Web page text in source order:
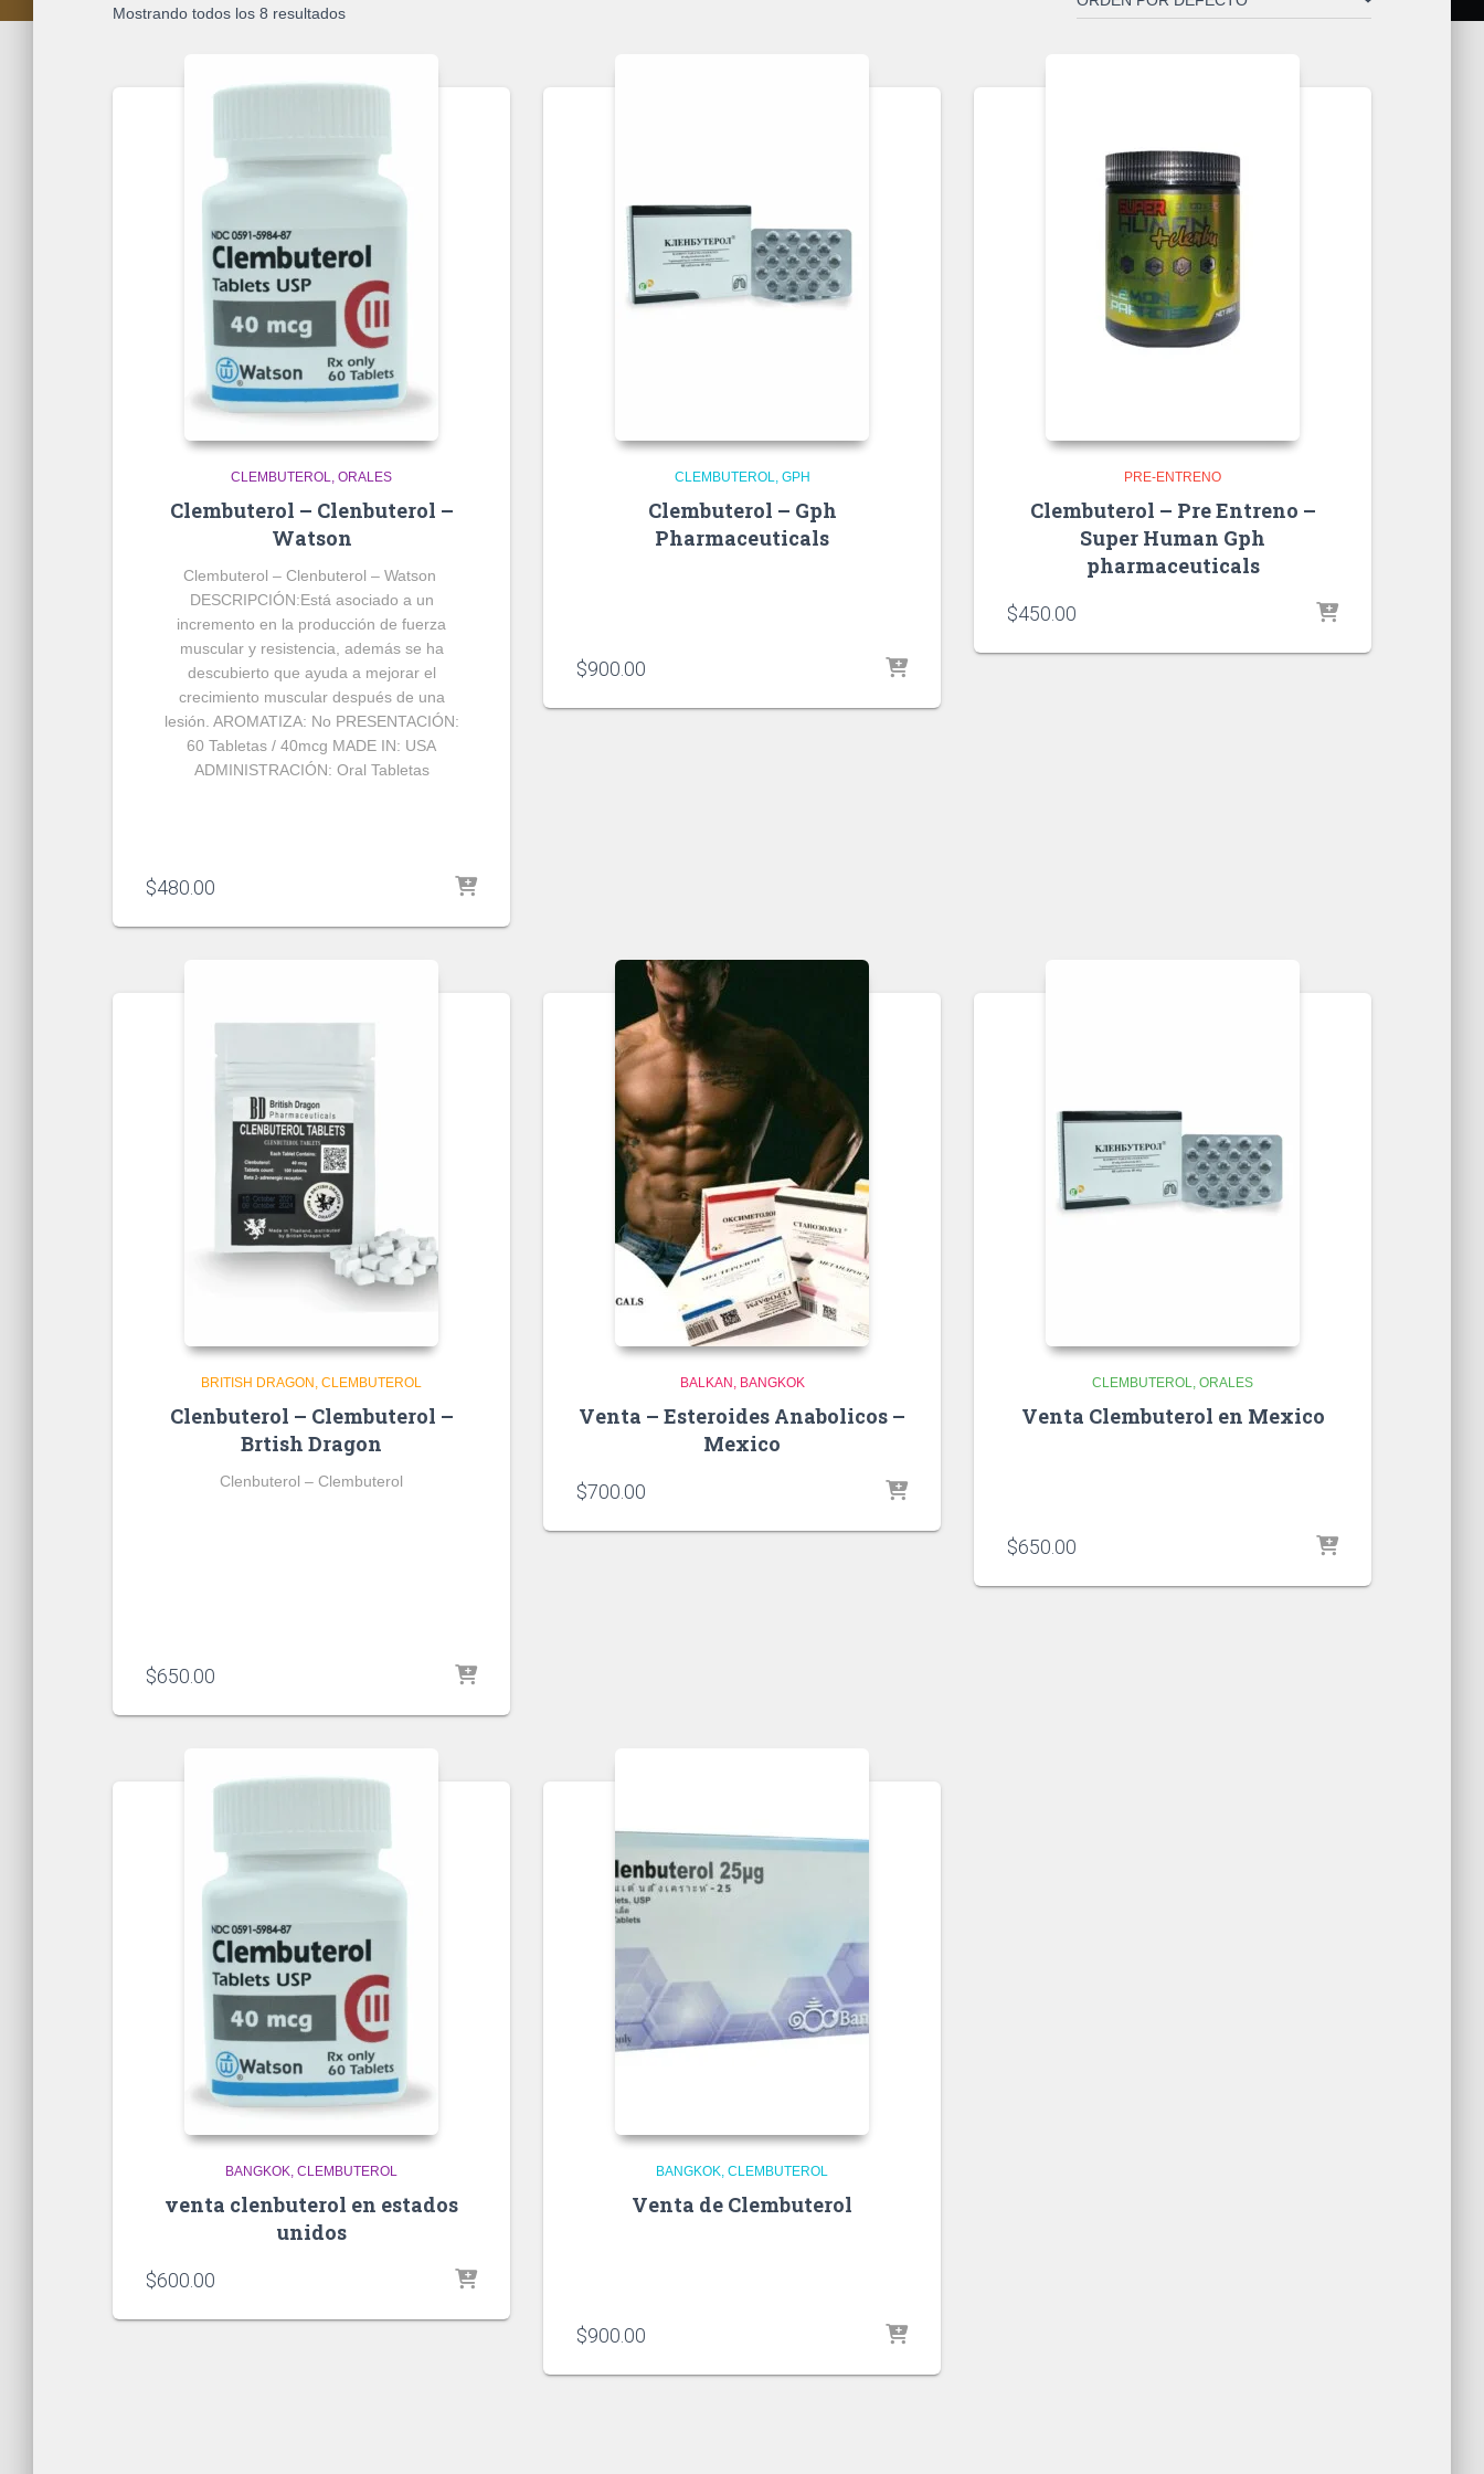
Mostrando todos los 8 resultados
CLEMBUTEROL ORALES
Clembuterol – Clenbuterol –
Watson
Clembuterol – Clenbuterol – Watson
DESCRIPCIÓN:Está asociado a un
incremento en la producción de fuerza
muscular y resistencia, además se ha
descubierto que ayuda a mejorar el
crecimiento muscular después de una
lesión. AROMATIZA: No PRESENTACIÓN:
60 Tabletas / 40mcg MADE IN: USA
ADMINISTRACIÓN: Oral Tabletas
$480.00
CLEMBUTEROL GPH
Clembuterol – Gph
Pharmaceuticals
$900.00
PRE-ENTRENO
Clembuterol – Pre Entreno –
Super Human Gph
pharmaceuticals
$450.00
BRITISH DRAGON CLEMBUTEROL
Clenbuterol – Clembuterol –
Brtish Dragon
Clenbuterol – Clembuterol
$650.00
BALKAN BANGKOK
Venta – Esteroides Anabolicos –
Mexico
$700.00
CLEMBUTEROL ORALES
Venta Clembuterol en Mexico
$650.00
BANGKOK CLEMBUTEROL
venta clenbuterol en estados
unidos
$600.00
BANGKOK CLEMBUTEROL
Venta de Clembuterol
$900.00